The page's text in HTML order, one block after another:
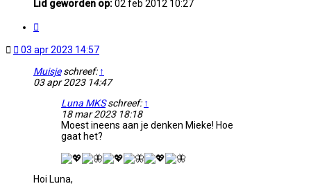
Lid geworden op:02 feb 2012 10:27
Ongelezen
bericht
03 apr 2023 14:57
Muisjeschreef: ↑
03 apr 2023 14:47
Luna MKSschreef: ↑
18 mar 2023 18:18
Moest ineens aan je denken Mieke! Hoe
gaat het?
Hoi Luna,